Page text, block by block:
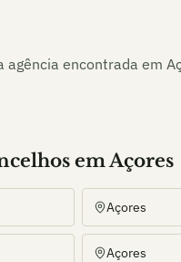
agência encontrada em
s em Açores
Açores
Açores